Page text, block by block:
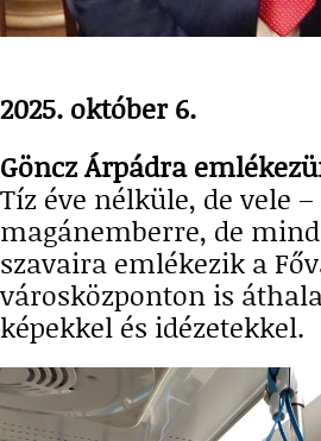
2025. október 6.
Göncz Árpádra
Tíz éve nélküle, de vele
magánemberre, de
szavaira emlékezik a
városközponton is
képekkel és idézetekkel.